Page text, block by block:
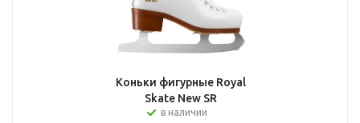
Коньки фигурные Royal
Skate New SR
в наличии